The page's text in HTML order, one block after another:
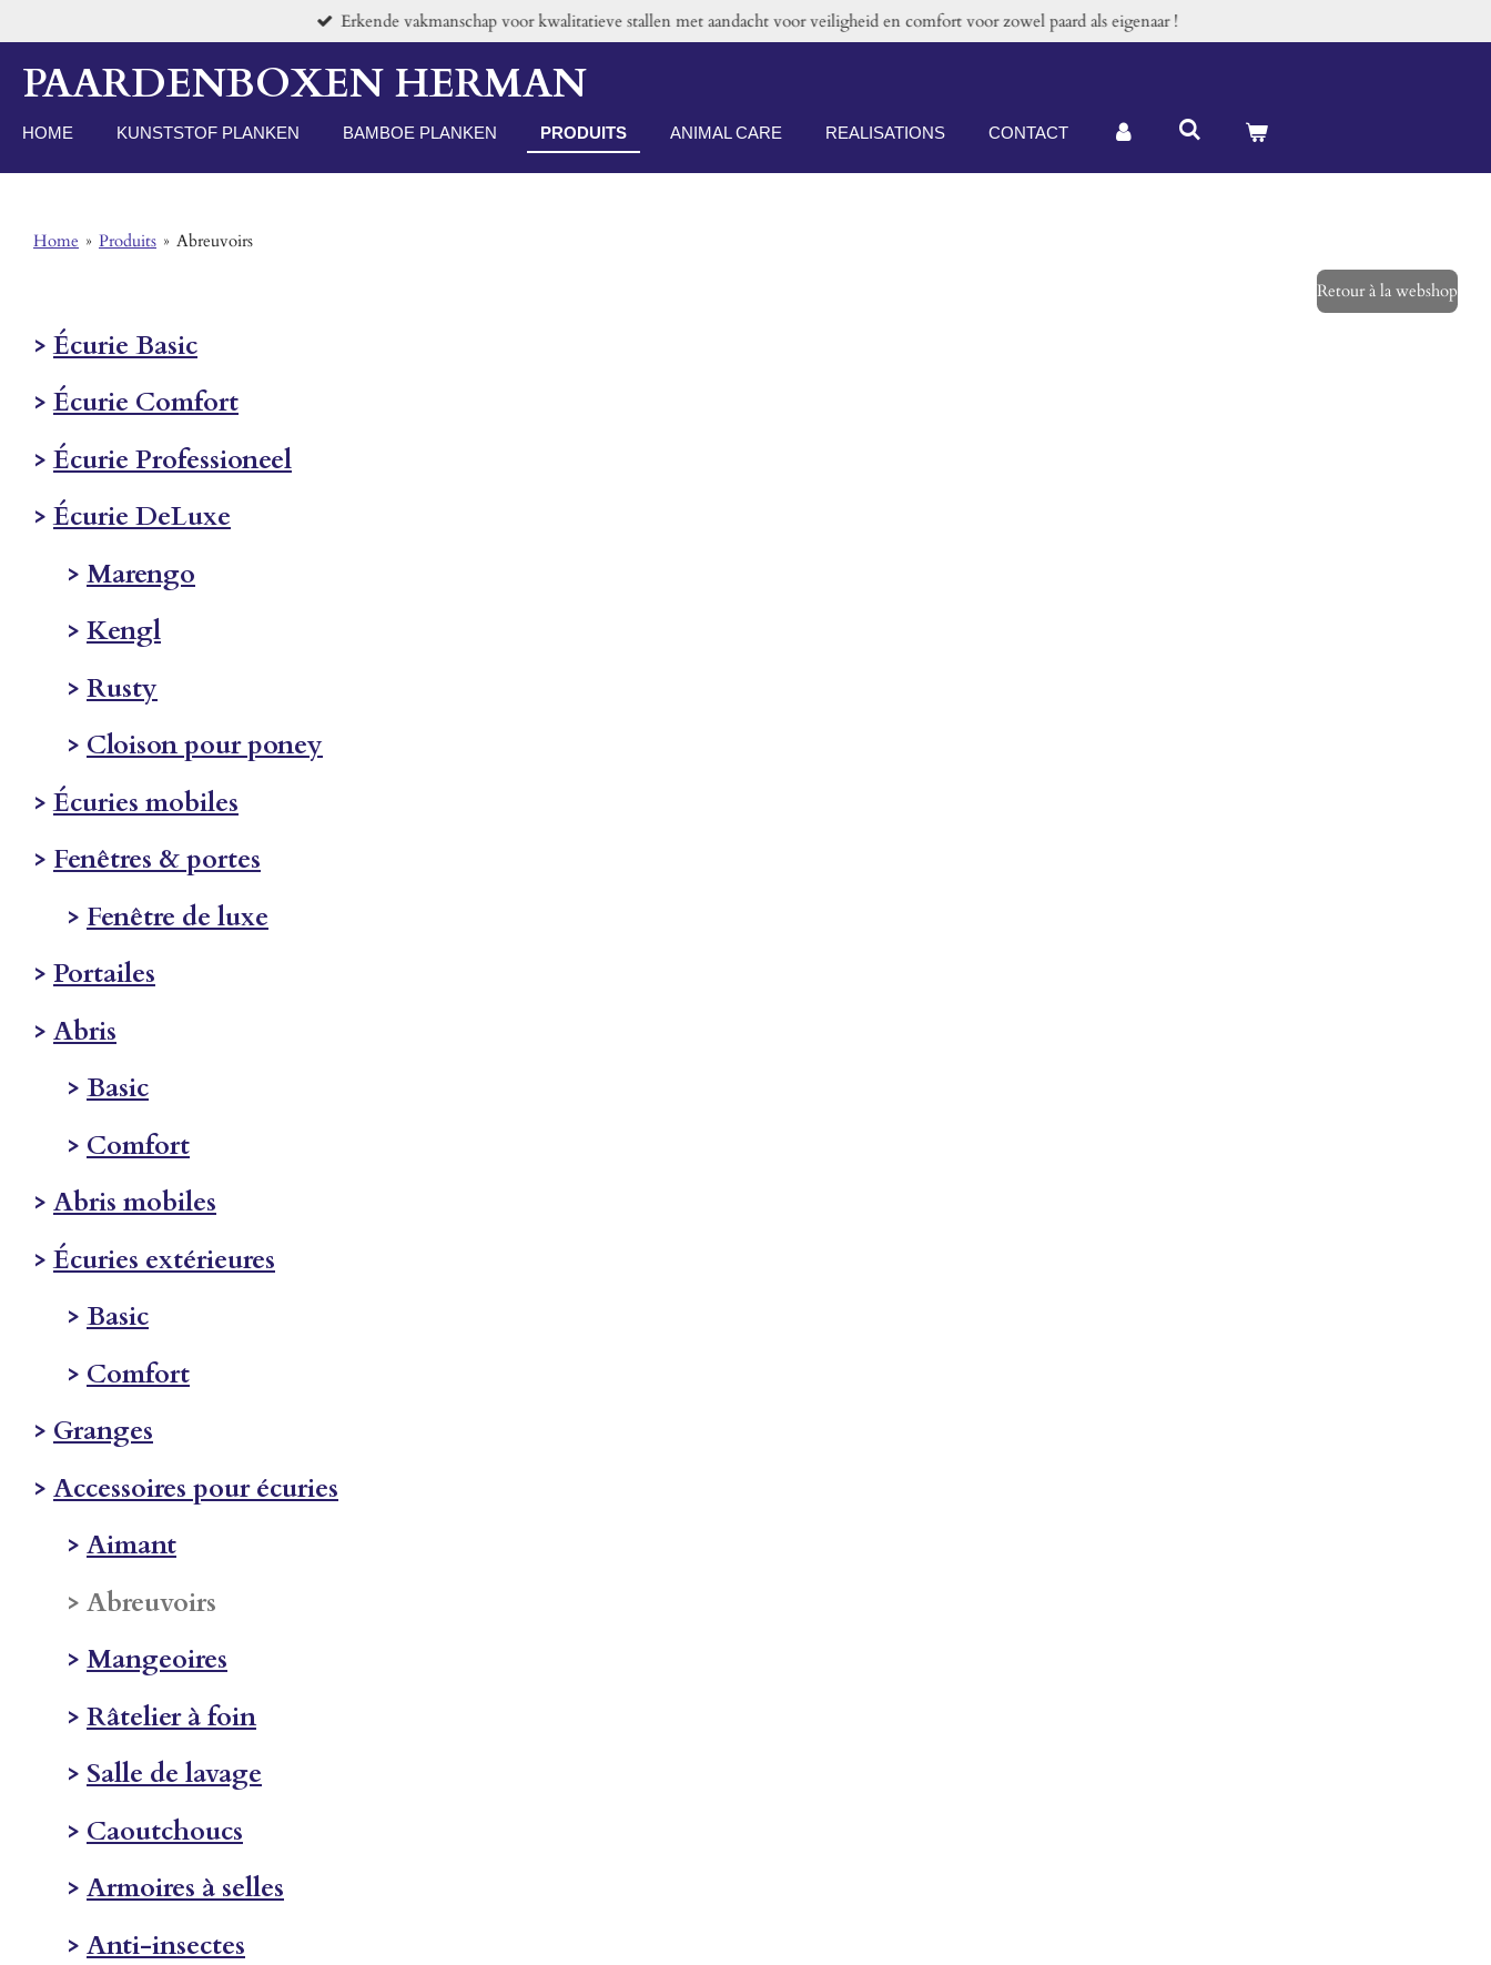
au
contenu
principal
Erkende vakmanschap voor kwalitatieve stallen met aandacht voor veiligheid en comfort voor zowel paard als eigenaar !
PAARDENBOXEN HERMAN
HOME KUNSTSTOF PLANKEN BAMBOE PLANKEN PRODUITS ANIMAL CARE REALISATIONS CONTACT
Home » Produits » Abreuvoirs
Retour à la webshop
>Écurie Basic
>Écurie Comfort
>Écurie Professioneel
>Écurie DeLuxe
> Marengo
> Kengl
> Rusty
> Cloison pour poney
>Écuries mobiles
> Fenêtres & portes
> Fenêtre de luxe
> Portailes
> Abris
> Basic
> Comfort
> Abris mobiles
>Écuries extérieures
> Basic
> Comfort
> Granges
> Accessoires pour écuries
> Aimant
> Abreuvoirs
> Mangeoires
> Râtelier à foin
> Salle de lavage
> Caoutchoucs
> Armoires à selles
> Anti-insectes